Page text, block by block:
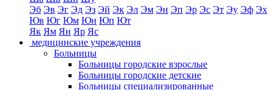
Эб Эв Эг Эд Эз Эй Эк Эл Эм Эн Эп Эр Эс Эт Эу Эф Эх
Юв Юг Юм Юн Юп Ют
Як Ям Ян Яр Яс
медицинские учреждения
Больницы
Больницы городские взрослые
Больницы городские детские
Больницы специализированные